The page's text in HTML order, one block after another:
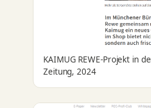
KAIMUG REWE-Projekt in
Zeitung, 2024